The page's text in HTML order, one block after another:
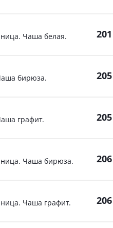
Чаша белая.
бирюза.
графит.
Чаша бирюза.
Чаша графит.